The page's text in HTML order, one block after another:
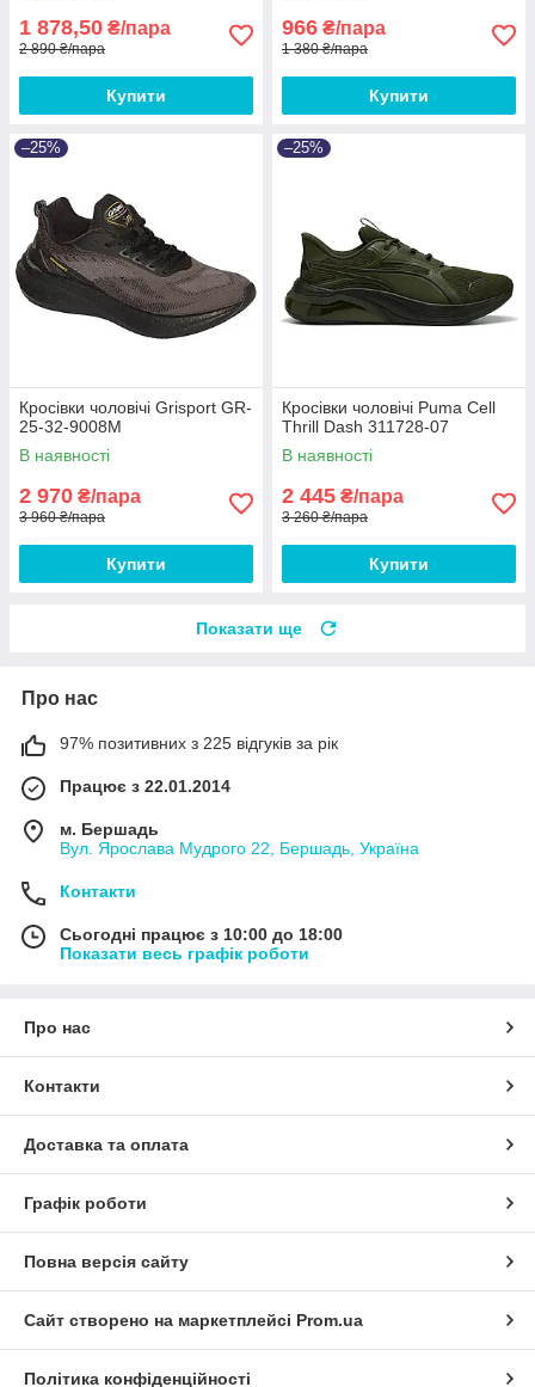
1 878,50 ₴/пара
2 890 ₴/пара
Купити
966 ₴/пара
1 380 ₴/пара
Купити
–25%
Кросівки чоловічі Grisport GR-
25-32-9008M
В наявності
2 970 ₴/пара
3 960 ₴/пара
Купити
–25%
Кросівки чоловічі Puma Cell
Thrill Dash 311728-07
В наявності
2 445 ₴/пара
3 260 ₴/пара
Купити
Показати ще
Про нас
97% позитивних з 225 відгуків за рік
Працює з 22.01.2014
м. Бершадь
Вул. Ярослава Мудрого 22, Бершадь, Україна
Контакти
Сьогодні працює з 10:00 до 18:00
Показати весь графік роботи
Про нас
Контакти
Доставка та оплата
Графік роботи
Повна версія сайту
Сайт створено на маркетплейсі Prom.ua
Політика конфіденційності